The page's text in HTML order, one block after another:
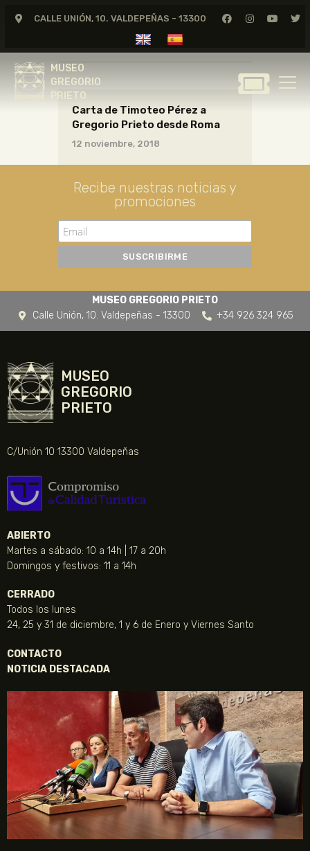
CALLE UNIÓN, 10. VALDEPEÑAS - 13300
MUSEO
GREGORIO
PRIETO
MUSEO
GREGORIO
GREGORIO PRIETO
MUSEO
CERTAMEN DE DIBUJO
FUNDACIÓN
TIENDA
NOTICIAS
Carta de Timoteo Pérez a
Gregorio Prieto desde Roma
12 noviembre, 2018
Recibe nuestras noticias y
promociones
MUSEO GREGORIO PRIETO
Calle Unión, 10. Valdepeñas - 13300
+34 926 324 965
MUSEO
GREGORIO
PRIETO
C/Unión 10 13300 Valdepeñas
ABIERTO
Martes a sábado: 10 a 14h | 17 a 20h
Domingos y festivos: 11 a 14h
CERRADO
Todos los lunes
24, 25 y 31 de diciembre, 1 y 6 de Enero y Viernes Santo
CONTACTO
NOTICIA DESTACADA